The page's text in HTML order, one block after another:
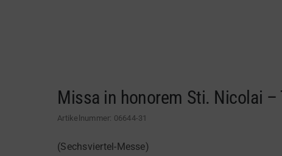
Missa in honorem Sti. Nicolai
Artikelnummer: 06644-31
(Sechsviertel-Messe)